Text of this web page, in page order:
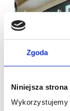
Zgoda
Niniejsza
Wykorzystujemy